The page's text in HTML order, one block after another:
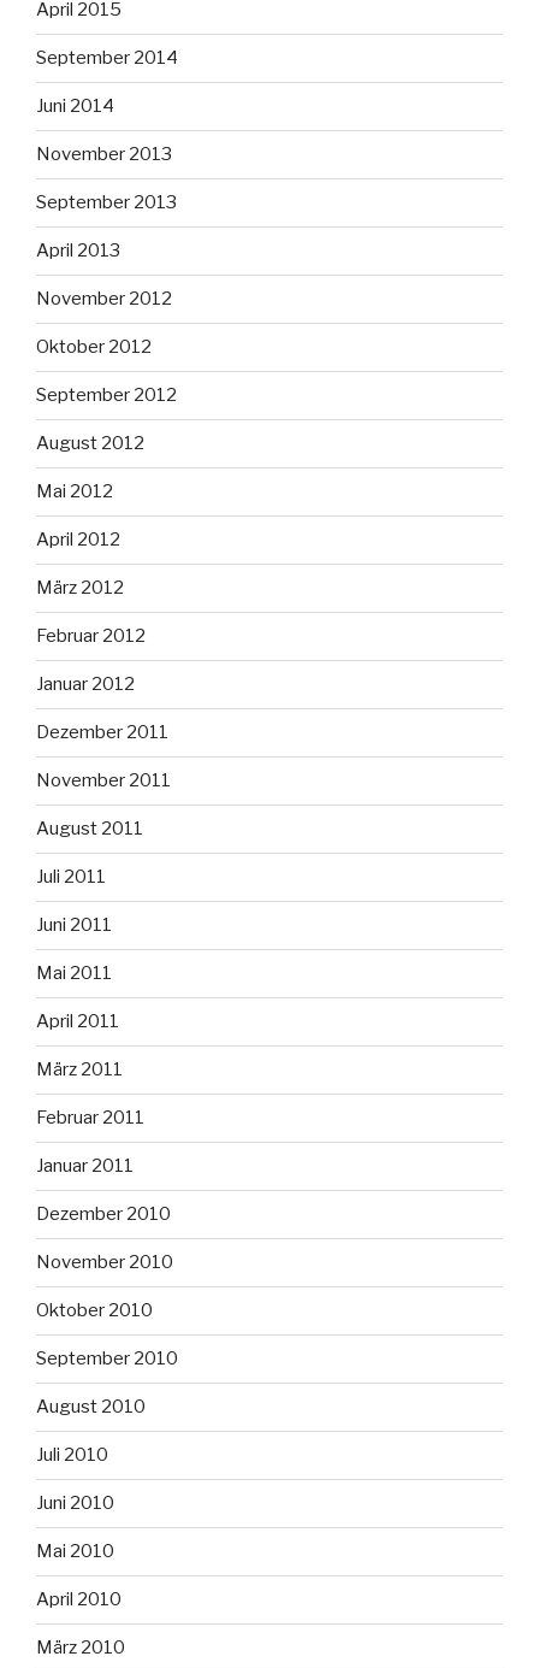
April 2015
September 2014
Juni 2014
November 2013
September 2013
April 2013
November 2012
Oktober 2012
September 2012
August 2012
Mai 2012
April 2012
März 2012
Februar 2012
Januar 2012
Dezember 2011
November 2011
August 2011
Juli 2011
Juni 2011
Mai 2011
April 2011
März 2011
Februar 2011
Januar 2011
Dezember 2010
November 2010
Oktober 2010
September 2010
August 2010
Juli 2010
Juni 2010
Mai 2010
April 2010
März 2010